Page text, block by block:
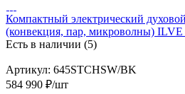
Компактный электрический
(конвекция, пар, микроволны)
Есть в наличии (5)
Артикул: 645STCHSW/BK
584 990 ₽/шт